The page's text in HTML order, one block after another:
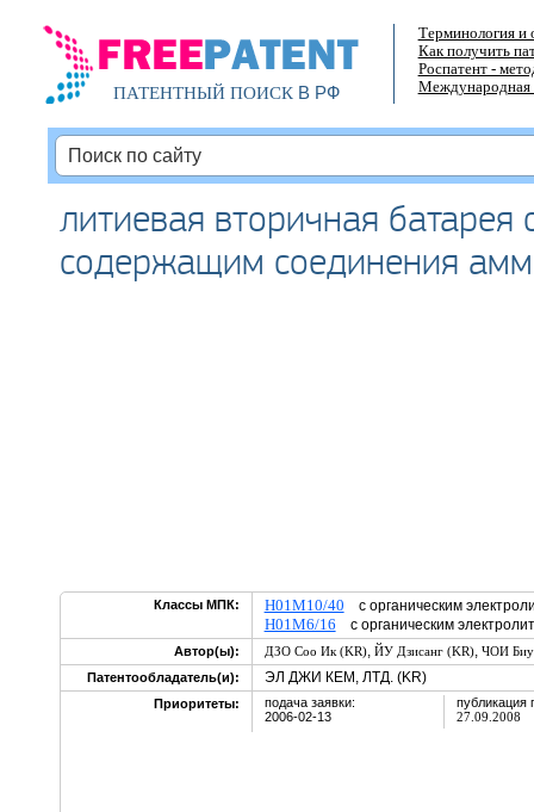
ПАТЕНТНЫЙ ПОИСКВ РФ
Терминология и
Как получить
Роспатент -
Международная
литиевая вторичная батарея
содержащим соединения
Классы МПК: H01M10/40 с органическим
H01M6/16 с органическим
Автор(ы): ДЗО Соо Ик (KR), ЙУ Дзисанг (KR), ЧОИ
Патентообладатель(и):
ЭЛ ДЖИ КЕМ, ЛТД. (KR)
Приоритеты:
подача заявки:
2006-02-13
публикация
27.09.2008